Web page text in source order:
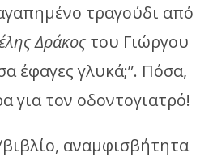
τραγούδι από
Δράκος του Γιώργου
έφαγες γλυκά;”. Πόσα,
για τον οδοντογιατρό!
αναμφισβήτητα